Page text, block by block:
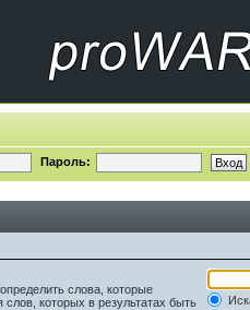
Пароль:
определить слова, которые
слов, которых в результатах быть